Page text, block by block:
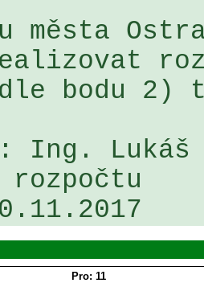
města
bodu 2)
Ing.
Pro: 11